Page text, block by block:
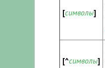
[символы]
[^символы]